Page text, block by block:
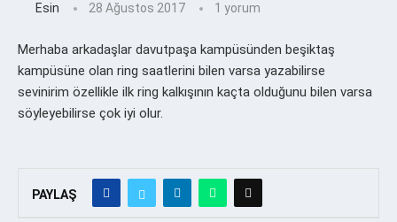
Esin 28 Ağustos 2017 1 yorum
Merhaba arkadaşlar davutpaşa kampüsünden beşiktaş
kampüsüne olan ring saatlerini bilen varsa yazabilirse
sevinirim özellikle ilk ring kalkışının kaçta olduğunu bilen varsa
söyleyebilirse çok iyi olur.
PAYLAŞ